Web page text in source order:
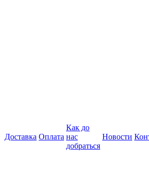
Доставка Оплата
Как до
нас
добраться
Новости